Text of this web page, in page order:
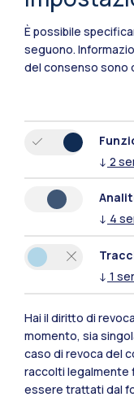
Polimi
Tutti i siti
Residenze
È possibile
seguono.
del consenso sono
↓ 2
↓ 4
↓ 1
Hai il diritto di
momento, sia
caso di revoca del
raccolti legalmente
essere trattati dal